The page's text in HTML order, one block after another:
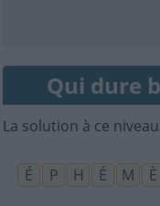
Qui dure
La solution à ce
É P H É M È